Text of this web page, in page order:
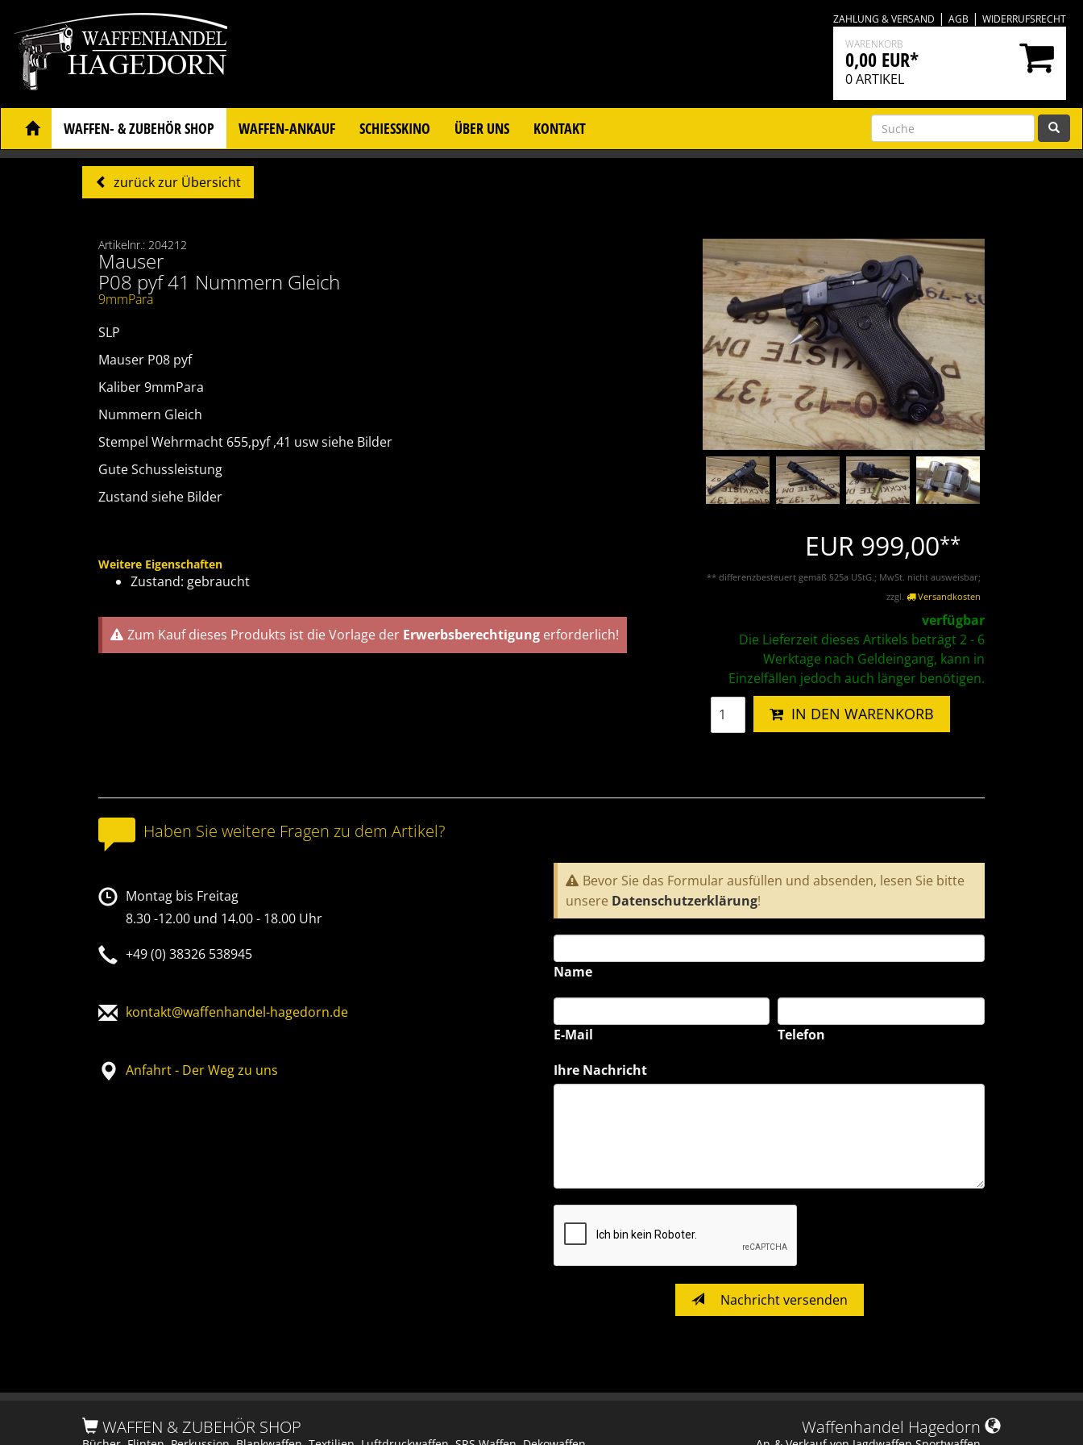
ZAHLUNG & VERSAND | AGB | WIDERRUFSRECHT
WARENKORB
0,00 EUR*
0ARTIKEL
WAFFEN- & ZUBEHÖR SHOP WAFFEN-ANKAUF SCHIESSKINO ÜBER UNS KONTAKT
zurück zur Übersicht
EUR 999,00**
** differenzbesteuert gemäß §25a UStG.; MwSt. nicht ausweisbar;
zzgl.
Versandkosten
verfügbar
Die Lieferzeit dieses Artikels beträgt 2 - 6
Werktage nach Geldeingang, kann in
Einzelfällen jedoch auch länger benötigen.
IN DEN WARENKORB
Artikelnr.: 204212
Mauser
P08 pyf 41 Nummern Gleich
9mmPara
SLP
Mauser P08 pyf
Kaliber 9mmPara
Nummern Gleich
Stempel Wehrmacht 655,pyf ,41 usw siehe Bilder
Gute Schussleistung
Zustand siehe Bilder
Weitere Eigenschaften
Zustand: gebraucht
Zum Kauf dieses Produkts ist die Vorlage der Erwerbsberechtigung erforderlich!
Haben Sie weitere Fragen zu dem Artikel?
Montag bis Freitag
8.30 -12.00 und 14.00 - 18.00 Uhr
+49 (0) 38326 538945
kontakt@waffenhandel-hagedorn.de
Anfahrt - Der Weg zu uns
Bevor Sie das Formular ausfüllen und absenden, lesen Sie bitte
unsere Datenschutzerklärung!
Name
E-Mail
Telefon
Ihre Nachricht
Nachricht versenden
WAFFEN & ZUBEHÖR SHOP Waffenhandel Hagedorn